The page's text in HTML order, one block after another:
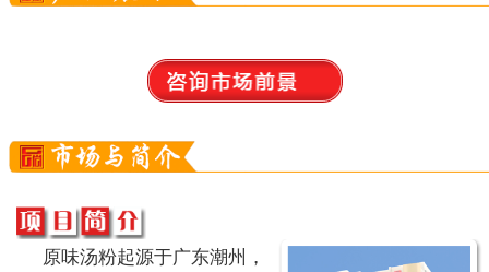
原味汤粉起源于广东潮州，